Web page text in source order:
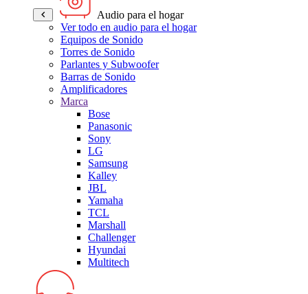
Audio para el hogar
Ver todo en audio para el hogar
Equipos de Sonido
Torres de Sonido
Parlantes y Subwoofer
Barras de Sonido
Amplificadores
Marca
Bose
Panasonic
Sony
LG
Samsung
Kalley
JBL
Yamaha
TCL
Marshall
Challenger
Hyundai
Multitech